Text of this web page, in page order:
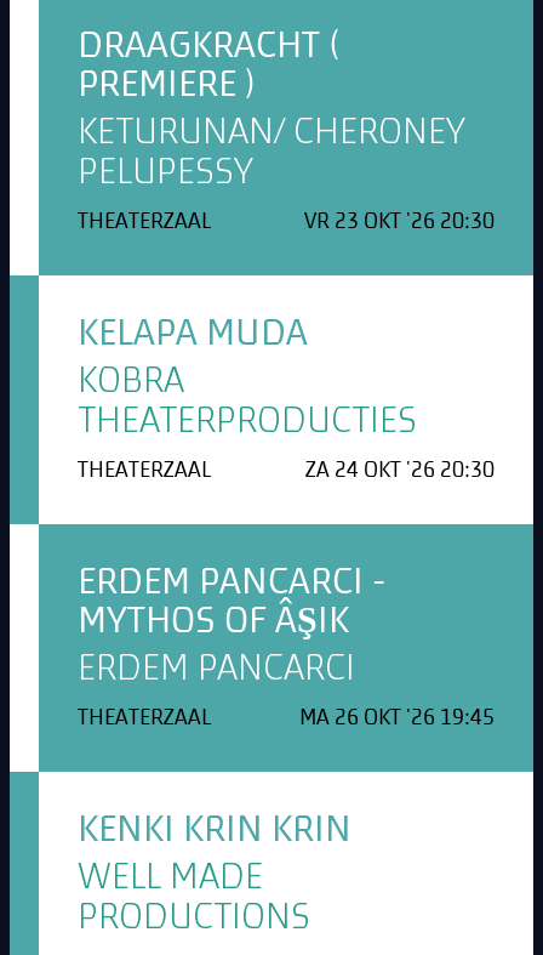
DRAAGKRACHT (
PREMIERE )
KETURUNAN/ CHERONEY
PELUPESSY
THEATERZAAL VR 23 OKT '26 20:30
KELAPA MUDA
KOBRA
THEATERPRODUCTIES
THEATERZAAL ZA 24 OKT '26 20:30
ERDEM PANCARCI -
MYTHOS OF ÂŞIK
ERDEM PANCARCI
THEATERZAAL MA 26 OKT '26 19:45
KENKI KRIN KRIN
WELL MADE
PRODUCTIONS